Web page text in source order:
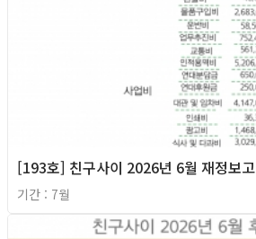
[193호] 친구사이 2026년 6월 재정보고
기간 : 7월